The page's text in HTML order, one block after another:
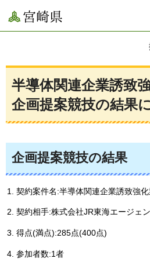
宮崎県
半導体関連企業誘致
企画提案競技の結果
企画提案競技の結果
契約案件名:半導体関連企業誘致強
契約相手:株式会社JR東海エージェ
得点(満点):285点(400点)
参加者数:1者